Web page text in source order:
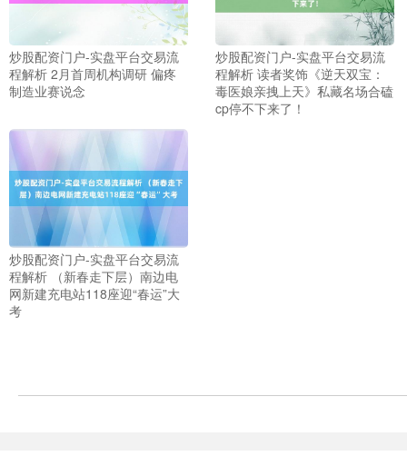
炒股配资门户-实盘平台交易流
程解析 2月首周机构调研 偏疼
制造业赛说念
炒股配资门户-实盘平台交易流
程解析 读者奖饰《逆天双宝：
毒医娘亲拽上天》私藏名场合磕
cp停不下来了！
炒股配资门户-实盘平台交易流
程解析 （新春走下层）南边电
网新建充电站118座迎“春运”大
考